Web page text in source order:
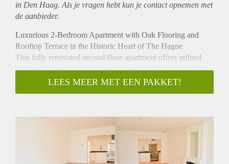
in Den Haag. Als je vragen hebt kun je contact opnemen met
de aanbieder.
Luxurious 2-Bedroom Apartment with Oak Flooring and
Rooftop Terrace in the Historic Heart of The Hague
This fully renovated second-floor apartment offers refined
living with modern comforts and charming historic details.
Featuring a designer kitchen with high-quality built-in
appliances, oak wooden flooring, and beautiful original
A stately shared entrance with a wide staircase leads to the
first floor and the private entrance of the apartment. Inside, a
spacious and bright living room welcomes you with large
LEES MEER MET EEN PAKKET!